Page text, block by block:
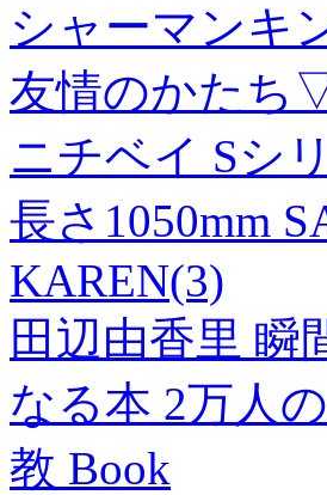
シャーマンキ
友情のかたち
ニチベイ Sシ
長さ1050mm
KAREN(3)
田辺由香里 瞬
なる本 2万人
教 Book